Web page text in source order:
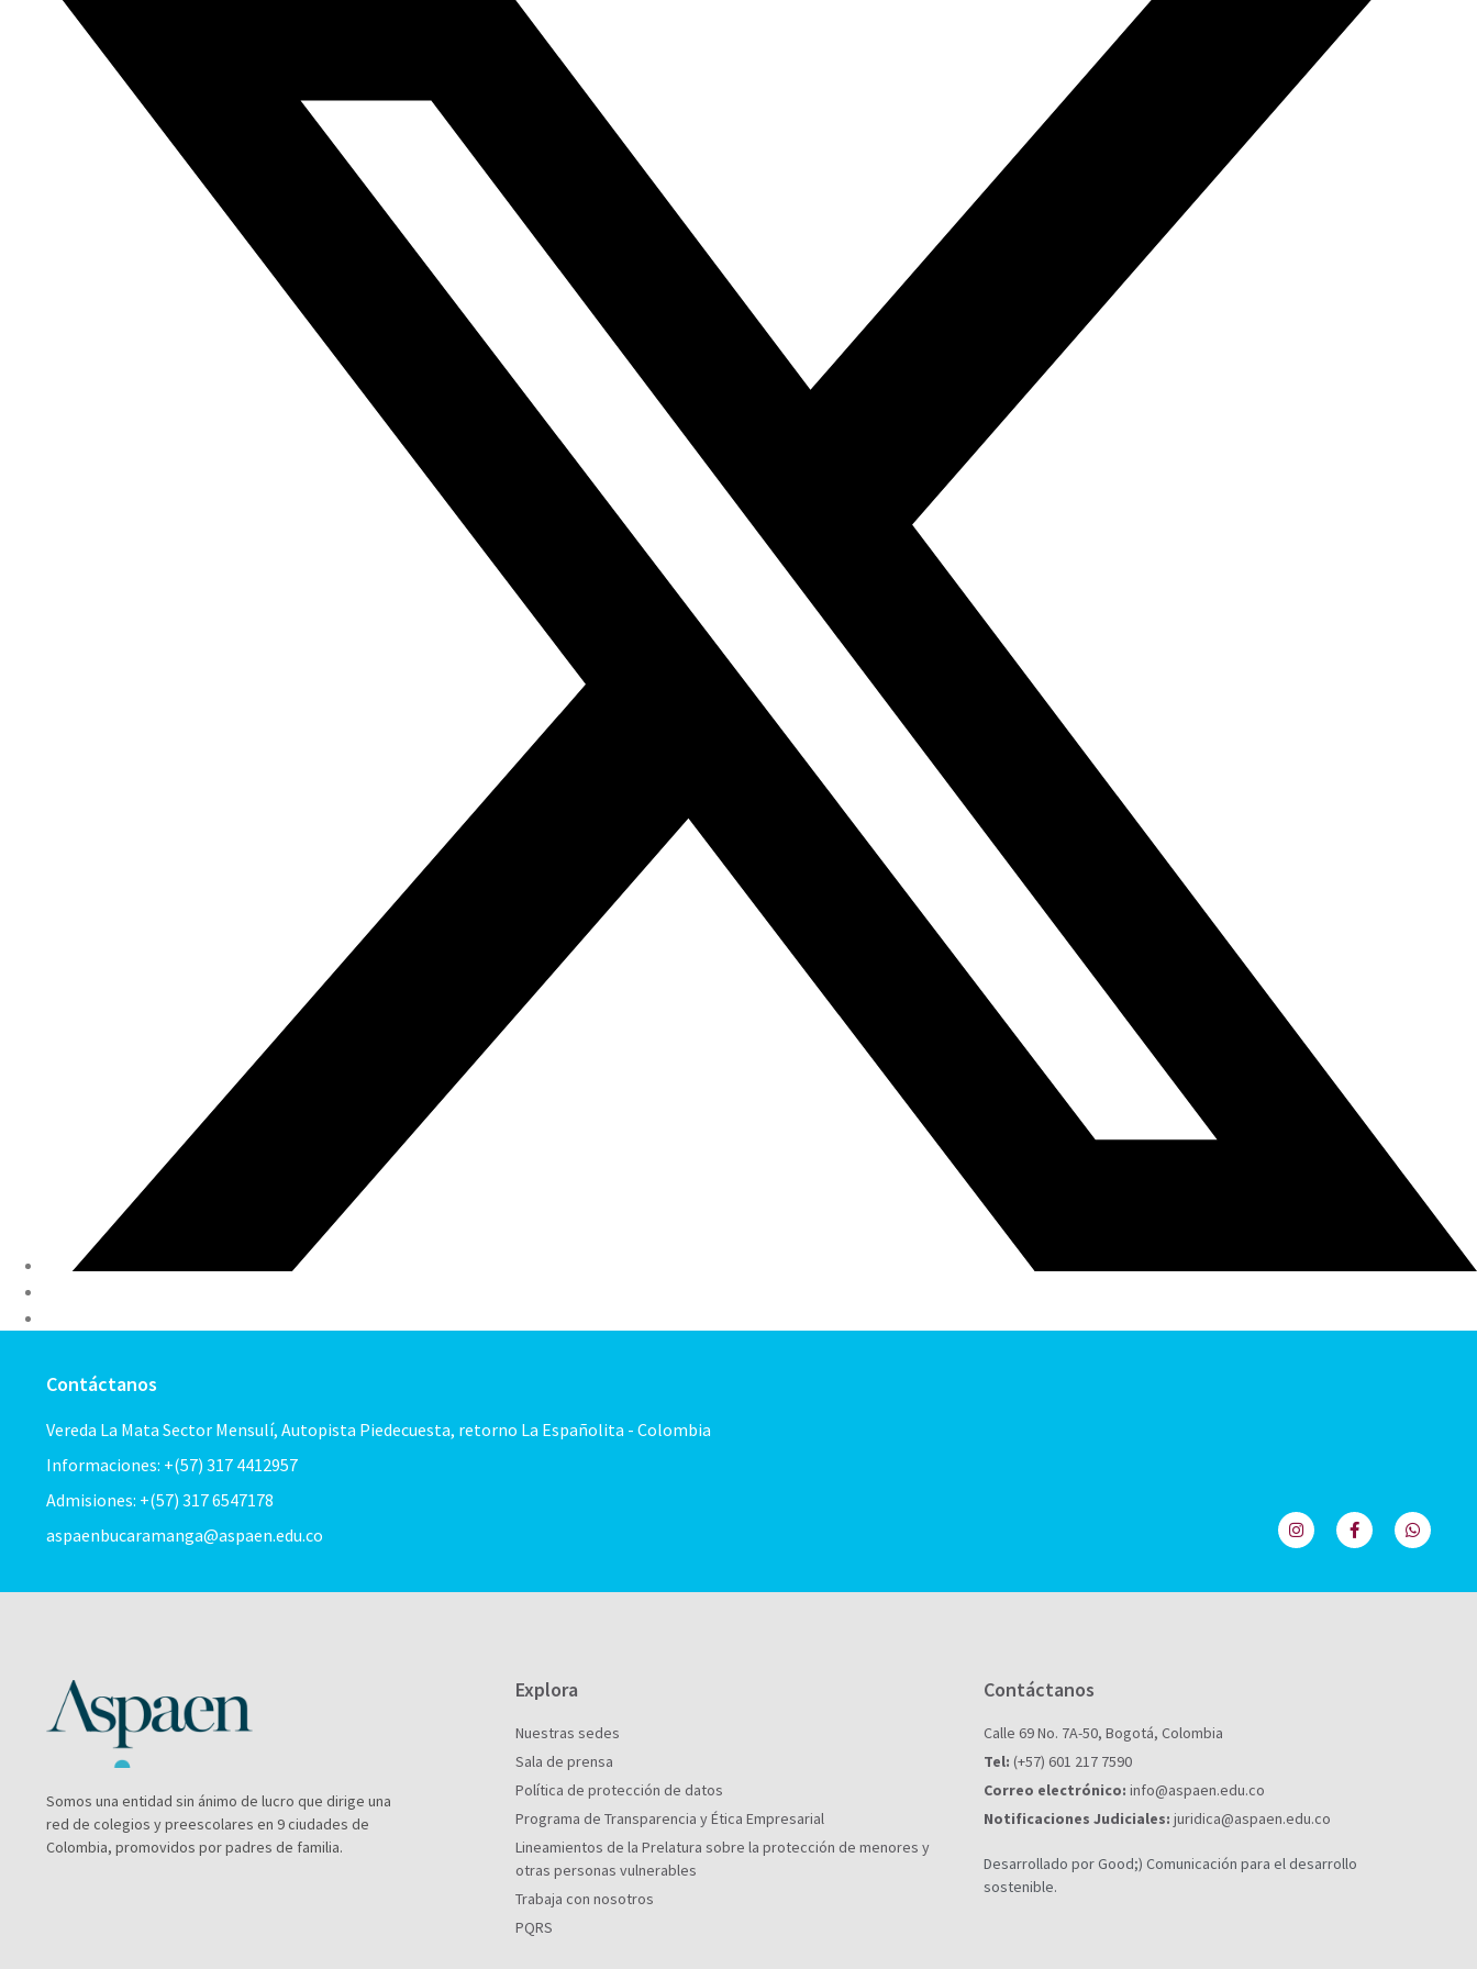
Contáctanos
Vereda La Mata Sector Mensulí, Autopista Piedecuesta, retorno La Españolita - Colombia
Informaciones: +(57) 317 4412957
Admisiones: +(57) 317 6547178
aspaenbucaramanga@aspaen.edu.co
Somos una entidad sin ánimo de lucro que dirige una
red de colegios y preescolares en 9 ciudades de
Colombia, promovidos por padres de familia.
Explora
Nuestras sedes
Sala de prensa
Política de protección de datos
Programa de Transparencia y Ética Empresarial
Lineamientos de la Prelatura sobre la protección de menores y
otras personas vulnerables
Trabaja con nosotros
PQRS
Contáctanos
Calle 69 No. 7A-50, Bogotá, Colombia
Tel: (+57) 601 217 7590
Correo electrónico: info@aspaen.edu.co
Notificaciones Judiciales: juridica@aspaen.edu.co
Desarrollado por Good;) Comunicación para el desarrollo
sostenible.